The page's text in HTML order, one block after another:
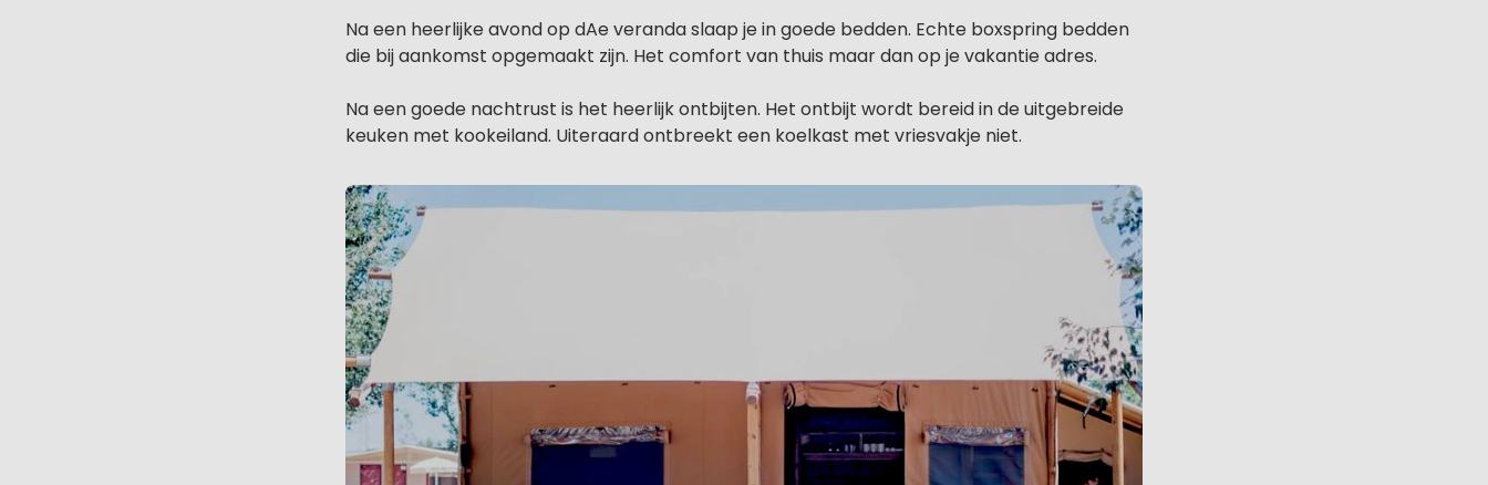
Na een heerlijke avond op dAe veranda slaap je in goede bedden. Echte boxspring bedden
die bij aankomst opgemaakt zijn. Het comfort van thuis maar dan op je vakantie adres.
Na een goede nachtrust is het heerlijk ontbijten. Het ontbijt wordt bereid in de uitgebreide
keuken met kookeiland. Uiteraard ontbreekt een koelkast met vriesvakje niet.